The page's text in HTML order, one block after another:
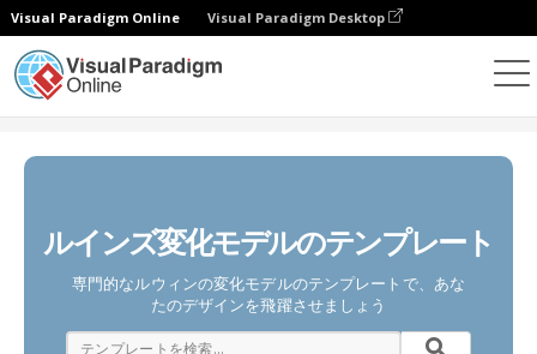
Visual Paradigm Online Visual Paradigm Desktop
ルインズ変化モデルのテンプレート
専門的なルウィンの変化モデルのテンプレートで、あな
たのデザインを飛躍させましょう